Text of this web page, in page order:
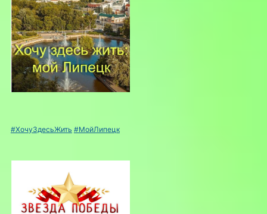
#ХочуЗдесьЖить #МойЛипецк